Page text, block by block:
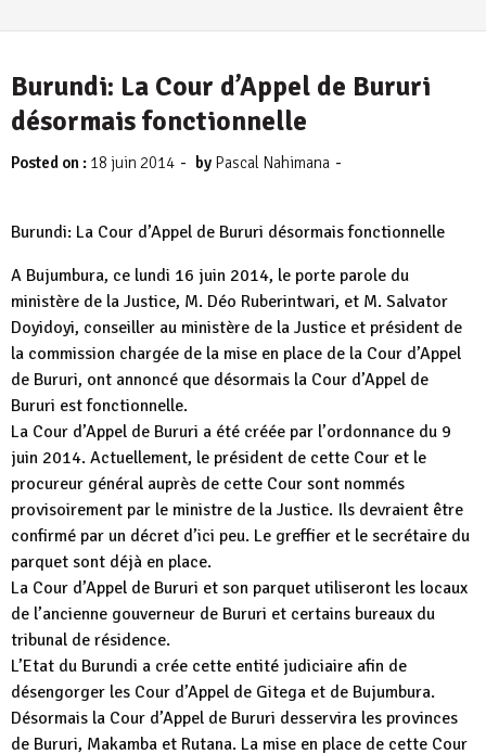
Burundi: La Cour d’Appel de Bururi
désormais fonctionnelle
Posted on : 18 juin 2014 - by Pascal Nahimana -
Burundi: La Cour d’Appel de Bururi désormais fonctionnelle
A Bujumbura, ce lundi 16 juin 2014, le porte parole du
ministère de la Justice, M. Déo Ruberintwari, et M. Salvator
Doyidoyi, conseiller au ministère de la Justice et président de
la commission chargée de la mise en place de la Cour d’Appel
de Bururi, ont annoncé que désormais la Cour d’Appel de
Bururi est fonctionnelle.
La Cour d’Appel de Bururi a été créée par l’ordonnance du 9
juin 2014. Actuellement, le président de cette Cour et le
procureur général auprès de cette Cour sont nommés
provisoirement par le ministre de la Justice. Ils devraient être
confirmé par un décret d’ici peu. Le greffier et le secrétaire du
parquet sont déjà en place.
La Cour d’Appel de Bururi et son parquet utiliseront les locaux
de l’ancienne gouverneur de Bururi et certains bureaux du
tribunal de résidence.
L’Etat du Burundi a crée cette entité judiciaire afin de
désengorger les Cour d’Appel de Gitega et de Bujumbura.
Désormais la Cour d’Appel de Bururi desservira les provinces
de Bururi, Makamba et Rutana. La mise en place de cette Cour